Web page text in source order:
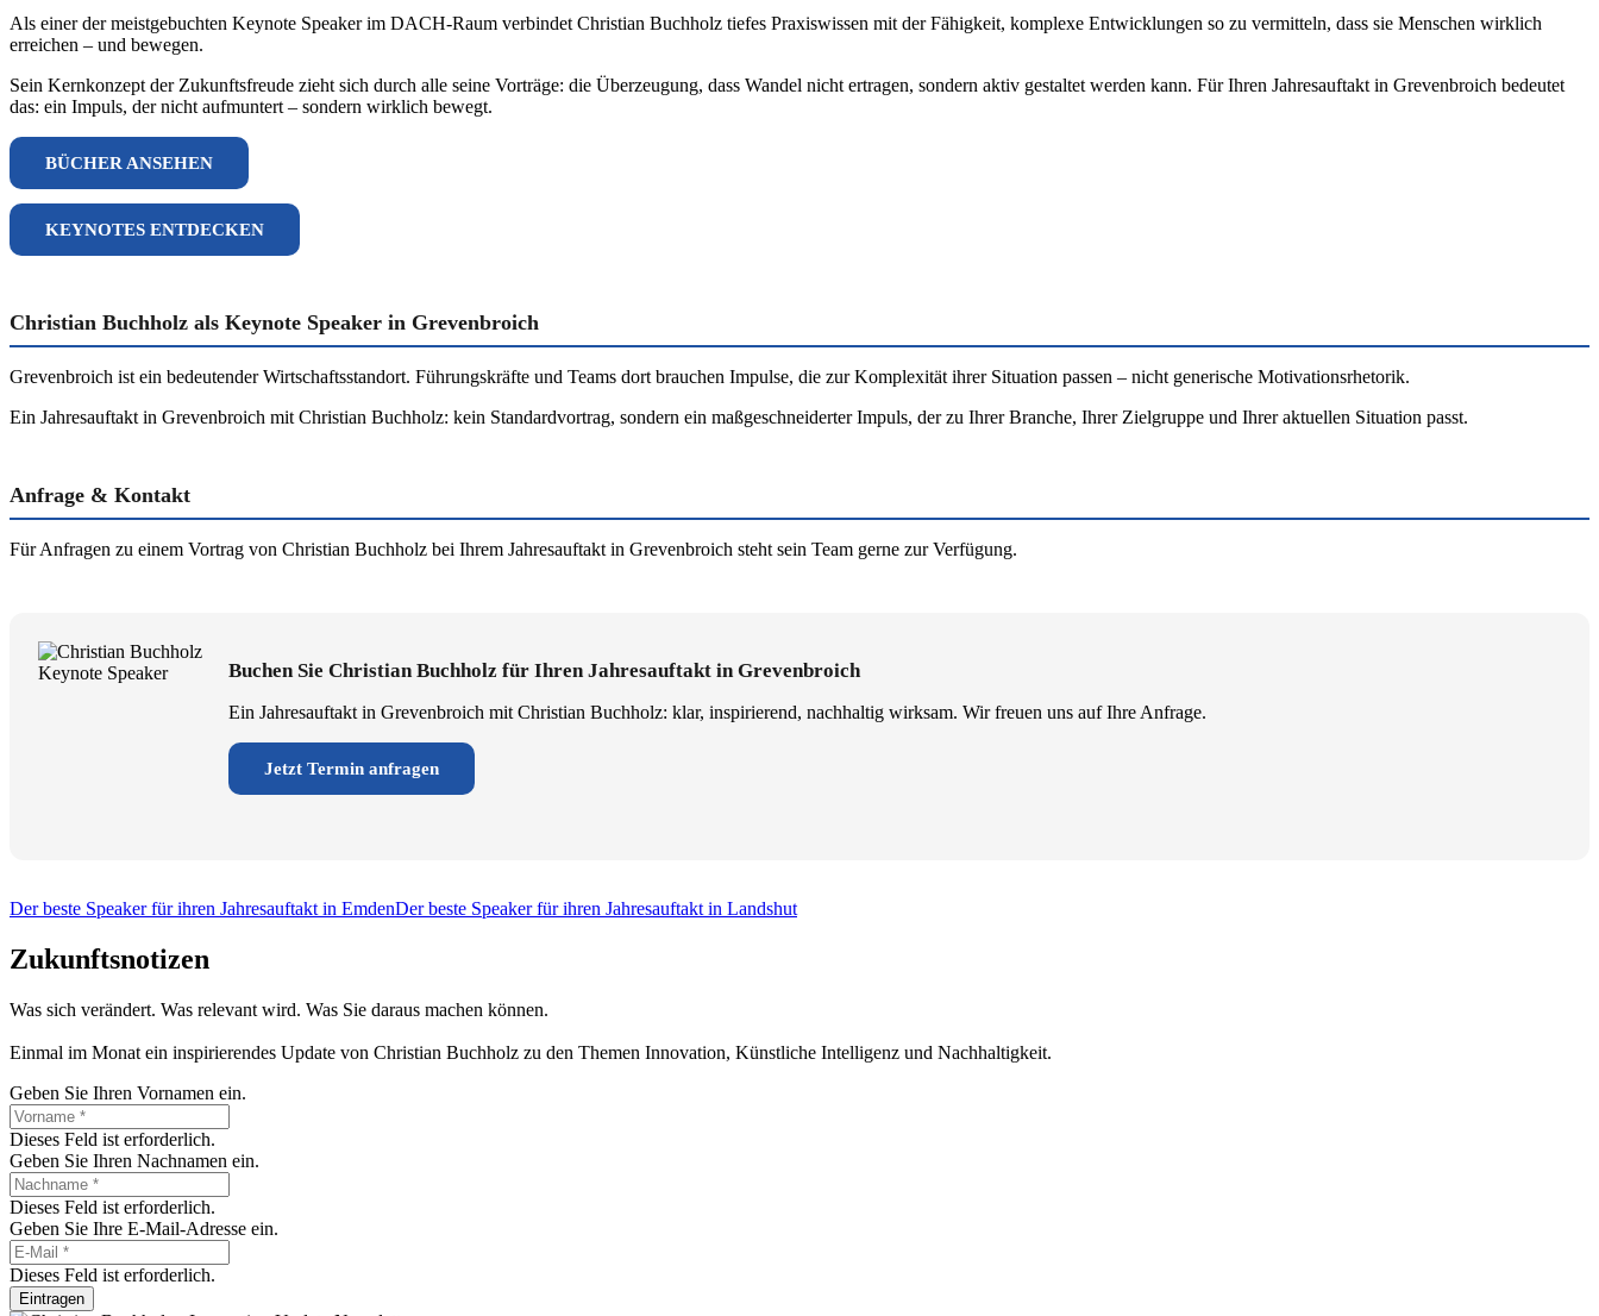
Als einer der meistgebuchten Keynote Speaker im DACH-Raum verbindet Christian Buchholz tiefes Praxiswissen mit der Fähigkeit, komplexe Entwicklungen so zu vermitteln, dass sie Menschen wirklich
erreichen – und bewegen.
Sein Kernkonzept der Zukunftsfreude zieht sich durch alle seine Vorträge: die Überzeugung, dass Wandel nicht ertragen, sondern aktiv gestaltet werden kann. Für Ihren Jahresauftakt in Grevenbroich bedeutet
das: ein Impuls, der nicht aufmuntert – sondern wirklich bewegt.
BÜCHER ANSEHEN
KEYNOTES ENTDECKEN
Christian Buchholz als Keynote Speaker in Grevenbroich
Grevenbroich ist ein bedeutender Wirtschaftsstandort. Führungskräfte und Teams dort brauchen Impulse, die zur Komplexität ihrer Situation passen – nicht generische Motivationsrhetorik.
Ein Jahresauftakt in Grevenbroich mit Christian Buchholz: kein Standardvortrag, sondern ein maßgeschneiderter Impuls, der zu Ihrer Branche, Ihrer Zielgruppe und Ihrer aktuellen Situation passt.
Anfrage & Kontakt
Für Anfragen zu einem Vortrag von Christian Buchholz bei Ihrem Jahresauftakt in Grevenbroich steht sein Team gerne zur Verfügung.
Buchen Sie Christian Buchholz für Ihren Jahresauftakt in Grevenbroich
Ein Jahresauftakt in Grevenbroich mit Christian Buchholz: klar, inspirierend, nachhaltig wirksam. Wir freuen uns auf Ihre Anfrage.
Jetzt Termin anfragen
Der beste Speaker für ihren Jahresauftakt in EmdenDer beste Speaker für ihren Jahresauftakt in Landshut
Zukunftsnotizen
Was sich verändert. Was relevant wird. Was Sie daraus machen können.
Einmal im Monat ein inspirierendes Update von Christian Buchholz zu den Themen Innovation, Künstliche Intelligenz und Nachhaltigkeit.
Geben Sie Ihren Vornamen ein.
Dieses Feld ist erforderlich.
Geben Sie Ihren Nachnamen ein.
Dieses Feld ist erforderlich.
Geben Sie Ihre E-Mail-Adresse ein.
Dieses Feld ist erforderlich.
Eintragen